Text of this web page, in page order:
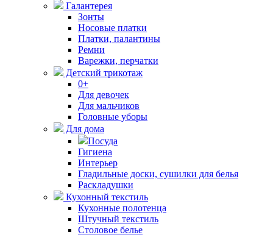
Галантерея
Зонты
Носовые платки
Платки, палантины
Ремни
Варежки, перчатки
Детский трикотаж
0+
Для девочек
Для мальчиков
Головные уборы
Для дома
Посуда
Гигиена
Интерьер
Гладильные доски, сушилки для белья
Раскладушки
Кухонный текстиль
Кухонные полотенца
Штучный текстиль
Столовое белье